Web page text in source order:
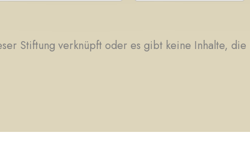
Stiftung verknüpft oder es gibt keine Inhalte, die